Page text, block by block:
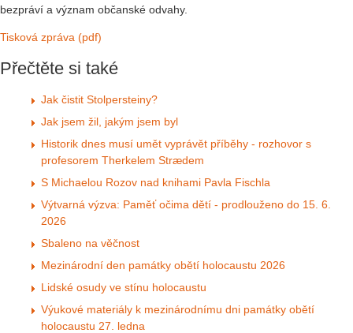
bezpráví a význam občanské odvahy.
Tisková zpráva (pdf)
Přečtěte si také
Jak čistit Stolpersteiny?
Jak jsem žil, jakým jsem byl
Historik dnes musí umět vyprávět příběhy - rozhovor s
profesorem Therkelem Strædem
S Michaelou Rozov nad knihami Pavla Fischla
Výtvarná výzva: Paměť očima dětí - prodlouženo do 15. 6.
2026
Sbaleno na věčnost
Mezinárodní den památky obětí holocaustu 2026
Lidské osudy ve stínu holocaustu
Výukové materiály k mezinárodnímu dni památky obětí
holocaustu 27. ledna